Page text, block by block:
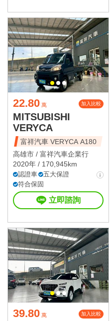
22.80 萬 加入比較
MITSUBISHI
VERYCA
富祥汽車 VERYCA A180
高雄市 / 富祥汽車企業行
2020年 / 170,945km
認證車
五大保證
符合保固
立即諮詢
39.80 萬 加入比較